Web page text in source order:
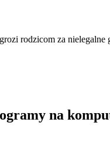
rodzicom za nielegalne
na